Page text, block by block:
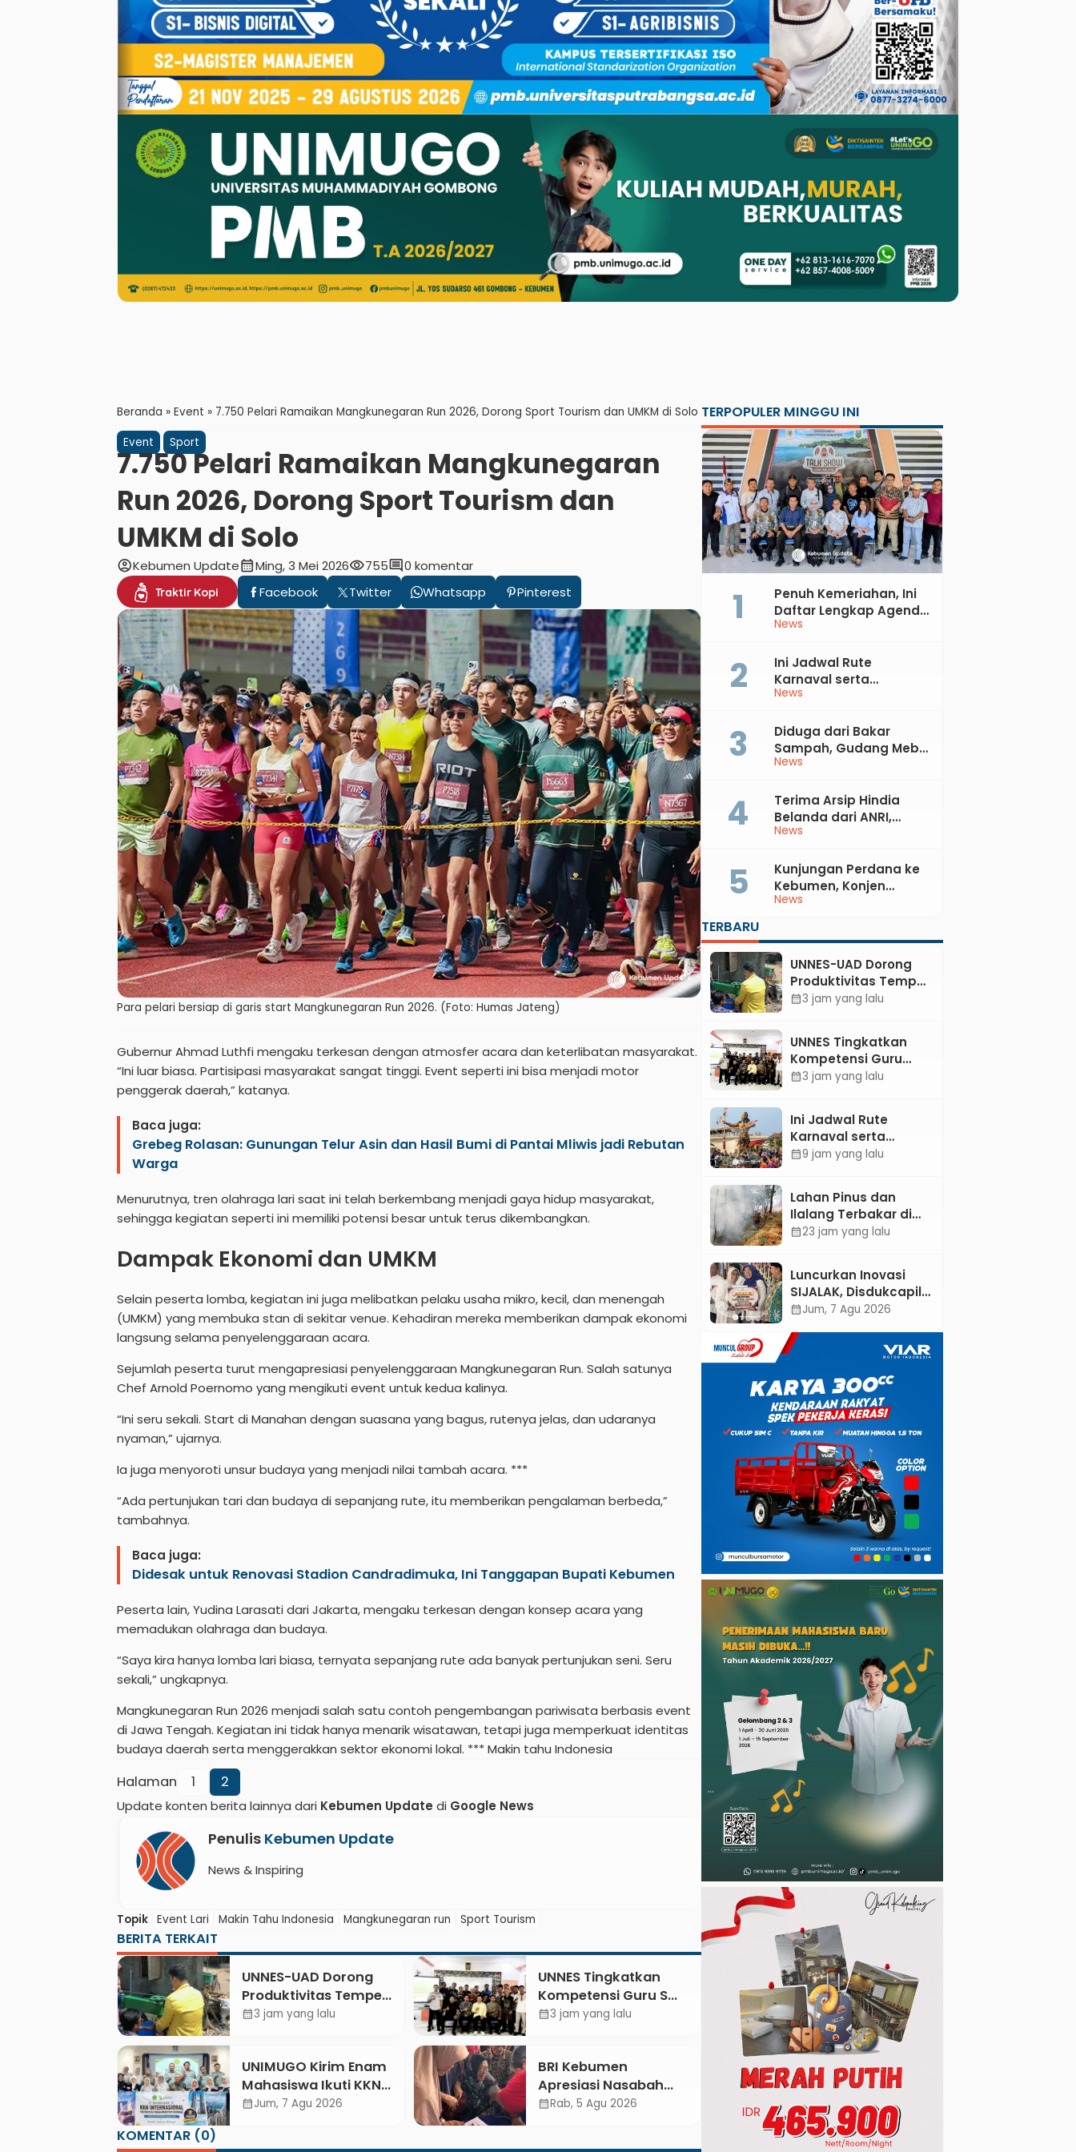
Beranda » Event » 7.750 Pelari Ramaikan Mangkunegaran Run 2026, Dorong Sport Tourism dan UMKM di Solo
Event
Sport
7.750 Pelari Ramaikan Mangkunegaran
Run 2026, Dorong Sport Tourism dan
UMKM di Solo
account_circleKebumen Updatecalendar_monthMing, 3 Mei 2026visibility755comment0 komentar
Traktir Kopi Facebook Twitter Whatsapp Pinterest
Para pelari bersiap di garis start Mangkunegaran Run 2026. (Foto: Humas Jateng)
Gubernur Ahmad Luthfi mengaku terkesan dengan atmosfer acara dan keterlibatan masyarakat.
“Ini luar biasa. Partisipasi masyarakat sangat tinggi. Event seperti ini bisa menjadi motor
penggerak daerah,” katanya.
Baca juga:
Grebeg Rolasan: Gunungan Telur Asin dan Hasil Bumi di Pantai Mliwis jadi Rebutan
Warga
Menurutnya, tren olahraga lari saat ini telah berkembang menjadi gaya hidup masyarakat,
sehingga kegiatan seperti ini memiliki potensi besar untuk terus dikembangkan.
Dampak Ekonomi dan UMKM
Selain peserta lomba, kegiatan ini juga melibatkan pelaku usaha mikro, kecil, dan menengah
(UMKM) yang membuka stan di sekitar venue. Kehadiran mereka memberikan dampak ekonomi
langsung selama penyelenggaraan acara.
Sejumlah peserta turut mengapresiasi penyelenggaraan Mangkunegaran Run. Salah satunya
Chef Arnold Poernomo yang mengikuti event untuk kedua kalinya.
“Ini seru sekali. Start di Manahan dengan suasana yang bagus, rutenya jelas, dan udaranya
nyaman,” ujarnya.
Ia juga menyoroti unsur budaya yang menjadi nilai tambah acara. ***
“Ada pertunjukan tari dan budaya di sepanjang rute, itu memberikan pengalaman berbeda,”
tambahnya.
Baca juga:
Didesak untuk Renovasi Stadion Candradimuka, Ini Tanggapan Bupati Kebumen
Peserta lain, Yudina Larasati dari Jakarta, mengaku terkesan dengan konsep acara yang
memadukan olahraga dan budaya.
“Saya kira hanya lomba lari biasa, ternyata sepanjang rute ada banyak pertunjukan seni. Seru
sekali,” ungkapnya.
Mangkunegaran Run 2026 menjadi salah satu contoh pengembangan pariwisata berbasis event
di Jawa Tengah. Kegiatan ini tidak hanya menarik wisatawan, tetapi juga memperkuat identitas
budaya daerah serta menggerakkan sektor ekonomi lokal. ***Makin tahu Indonesia
Halaman 1 2
Update konten berita lainnya dari Kebumen Update di Google News
Penulis Kebumen Update
News & Inspiring
Topik Event Lari Makin Tahu Indonesia Mangkunegaran run Sport Tourism
BERITA TERKAIT
UNNES-UAD Dorong
Produktivitas Tempe
Bungkus Daun Desa
Digital
calendar_month3 jam yang lalu
UNNES Tingkatkan
Kompetensi Guru SMK
TKM Pertambangan
Gamification Based
M-Learning
calendar_month3 jam yang lalu
UNIMUGO Kirim Enam
Mahasiswa Ikuti KKN
Internasional 2026 di
calendar_monthJum, 7 Agu 2026
BRI Kebumen
Apresiasi Nasabah
Pensiunan Melalui
calendar_monthRab, 5 Agu 2026
KOMENTAR (0)
TERPOPULER MINGGU INI
News
Penuh Kemeriahan, Ini
Daftar Lengkap Agenda
Peringatan HUT ke-81 RI
Kabupaten Kebumen
News
Ini Jadwal Rute
Karnaval serta
Kebumen Fest Bareng
News
Diduga dari Bakar
Sampah, Gudang Mebel
di Petanahan Hangus
News
Terima Arsip Hindia
Belanda dari ANRI,
Pemkab Kebumen
Sejarah, Geopark, dan
Literasi Pertanian
News
Kunjungan Perdana ke
Kebumen, Konjen
Australia Temui Bupati
TERBARU
UNNES-UAD Dorong
Produktivitas Tempe
Bungkus Daun Desa
Digital
calendar_month3 jam yang lalu
UNNES Tingkatkan
Kompetensi Guru
SMK TKM
Desain Green
Gamification Based
M-Learning
calendar_month3 jam yang lalu
Ini Jadwal Rute
Karnaval serta
Kebumen Fest
calendar_month9 jam yang lalu
Lahan Pinus dan
Ilalang Terbakar di
Kebumen, Aparat
Secara Manual
calendar_month23 jam yang lalu
Luncurkan Inovasi
SIJALAK, Disdukcapil
Kebumen Perkuat
Adminduk hingga
calendar_monthJum, 7 Agu 2026